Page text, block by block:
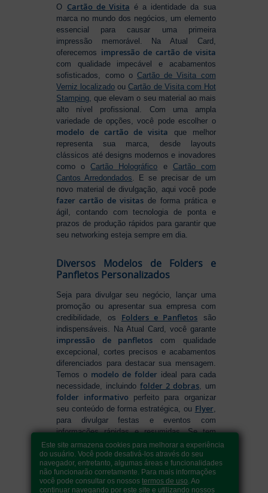
O Cartão de Visita é a identidade da sua
marca no mundo dos negócios, um elemento
essencial para causar uma primeira
impressão memorável. Na Atual Card,
oferecemos impressão de cartão de visita
com qualidade impecável e acabamentos
sofisticados, como o Cartão de Visita com
Verniz localizado ouCartão de Visita com Hot
Stamping , que elevam o seu material ao mais
alto nível profissional. Com uma ampla
variedade de opções, você pode escolher o
modelo de cartão de visita que melhor
representa sua marca, desde layouts
clássicos até designs modernos e inovadores
como oCartão Holográfico e Cartão com
Cantos Arredondados . E se precisar de um
novo material de divulgação, aqui você pode
fazer cartão de visitas de forma prática e
ágil, contando com tecnologia de ponta e
prazos de produção rápidos para garantir que
seu networking esteja sempre em dia.
Diversos Modelos de Folders e
Panfletos Personalizados
Seja para divulgar seu negócio, lançar uma
promoção ou apresentar sua empresa com
credibilidade, os Folders e Panfletos são
indispensáveis. Na Atual Card, você garante
impressão de panfletos com qualidade
excepcional, cortes precisos e acabamentos
diferenciados para destacar sua mensagem.
Temos o modelo de folder ideal para cada
necessidade, incluindofolder 2 dobras, um
folder informativo perfeito para organizar
seu conteúdo de forma estratégica, ou Flyer,
para divulgar festas e eventos com
informações rápidas e resumidas. Se tem
dúvidas sobrecomo fazer folders, conte
com nossa variedade de formatos e opções
para criar um material que realmente se
destaca. Produção ágil, entrega rápida e
qualidade garantida para levar sua
Este site armazena cookies para melhorar a experiência
do usuário. Você pode desativá-los através do seu
navegador, entretanto, algumas áreas e funcionalidades
não funcionarão corretamente. Para mais informações
você pode consultar os nossostermos de uso. Ao
continuar navegando por este site e utilizando nossos